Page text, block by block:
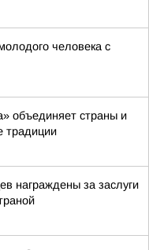
человека с
объединяет страны и
традиции
награждены за заслуги